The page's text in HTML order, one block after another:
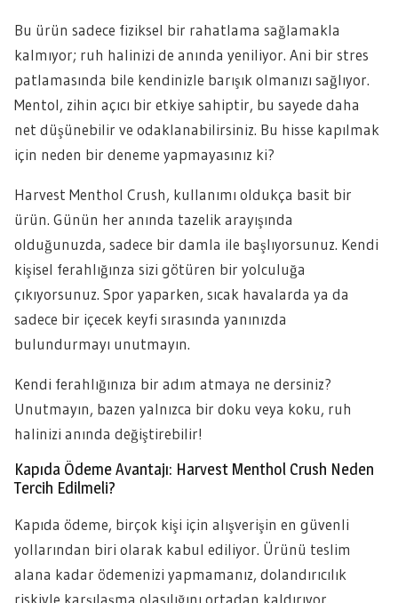
Bu ürün sadece fiziksel bir rahatlama sağlamakla
kalmıyor; ruh halinizi de anında yeniliyor. Ani bir stres
patlamasında bile kendinizle barışık olmanızı sağlıyor.
Mentol, zihin açıcı bir etkiye sahiptir, bu sayede daha
net düşünebilir ve odaklanabilirsiniz. Bu hisse kapılmak
için neden bir deneme yapmayasınız ki?
Harvest Menthol Crush, kullanımı oldukça basit bir
ürün. Günün her anında tazelik arayışında
olduğunuzda, sadece bir damla ile başlıyorsunuz. Kendi
kişisel ferahlığınza sizi götüren bir yolculuğa
çıkıyorsunuz. Spor yaparken, sıcak havalarda ya da
sadece bir içecek keyfi sırasında yanınızda
bulundurmayı unutmayın.
Kendi ferahlığınıza bir adım atmaya ne dersiniz?
Unutmayın, bazen yalnızca bir doku veya koku, ruh
halinizi anında değiştirebilir!
Kapıda Ödeme Avantajı: Harvest Menthol Crush Neden
Tercih Edilmeli?
Kapıda ödeme, birçok kişi için alışverişin en güvenli
yollarından biri olarak kabul ediliyor. Ürünü teslim
alana kadar ödemenizi yapmamanız, dolandırıcılık
riskiyle karşılaşma olasılığını ortadan kaldırıyor.